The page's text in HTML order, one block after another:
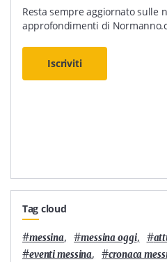
Resta sempre aggiornato sulle
approfondimenti di
Iscriviti
Tag cloud
#messina, #messina oggi, #
#eventi messina, #cronaca